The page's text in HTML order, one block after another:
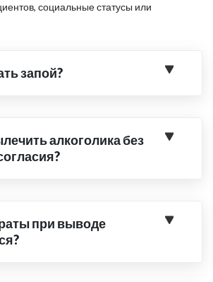
социальные статусы или
запой?
алкоголика без
при выводе